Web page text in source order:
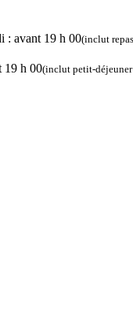
: avant 19 h 00(inclut
19 h 00(inclut petit-